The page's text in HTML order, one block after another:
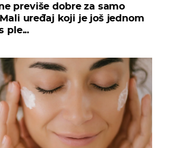
previše dobre za samo
uređaj koji je još jednom
ple...